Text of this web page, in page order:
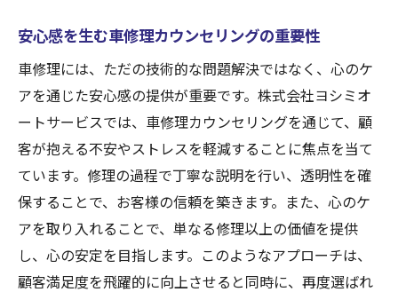
信頼
心のケアを通じた顧客満足度の向上
信頼を築くための心のケアの活用
車修理での心のケアが顧客に与える影響
顧客関係強化のための心のケアの役割
心のケアを通じたリピーター獲得の戦略
信頼を得るために必要な心のケアの提供
革新的な車修理サービス心の負担を和らげるカ
ウンセリング
安心感を生む車修理カウンセリングの重要性
車修理には、ただの技術的な問題解決ではなく、心のケ
アを通じた安心感の提供が重要です。株式会社ヨシミオ
ートサービスでは、車修理カウンセリングを通じて、顧
客が抱える不安やストレスを軽減することに焦点を当て
ています。修理の過程で丁寧な説明を行い、透明性を確
保することで、お客様の信頼を築きます。また、心のケ
アを取り入れることで、単なる修理以上の価値を提供
し、心の安定を目指します。このようなアプローチは、
顧客満足度を飛躍的に向上させると同時に、再度選ばれ